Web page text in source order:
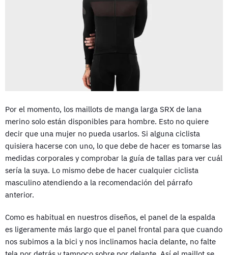
Por el momento, los maillots de manga larga SRX de lana
merino solo están disponibles para hombre. Esto no quiere
decir que una mujer no pueda usarlos. Si alguna ciclista
quisiera hacerse con uno, lo que debe de hacer es tomarse las
medidas corporales y comprobar la guía de tallas para ver cuál
sería la suya. Lo mismo debe de hacer cualquier ciclista
masculino atendiendo a la recomendación del párrafo
anterior.
Como es habitual en nuestros diseños, el panel de la espalda
es ligeramente más largo que el panel frontal para que cuando
nos subimos a la bici y nos inclinamos hacia delante, no falte